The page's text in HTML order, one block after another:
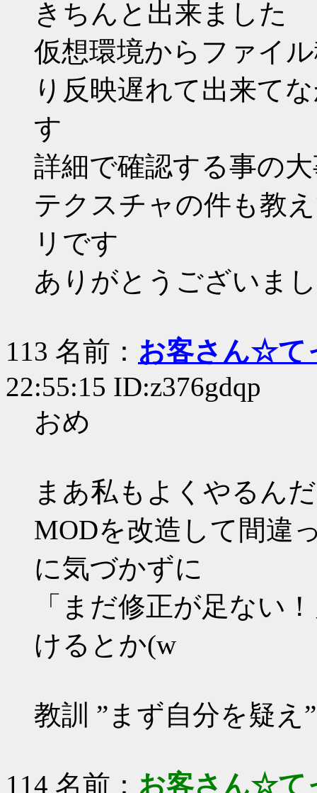
きちんと出来ました
仮想環境からファイ
り反映遅れて出来て
す
詳細で確認する事の
テクスチャの件も教
リです
ありがとうございま
113 名前： お客さん☆て
22:55:15 ID:z376gdqp
おめ
まあ私もよくやるん
MODを改造して間違
に気づかずに
「まだ修正が足ない
けるとか(w
教訓 ”まず自分を疑え”
114 名前： お客さん☆て